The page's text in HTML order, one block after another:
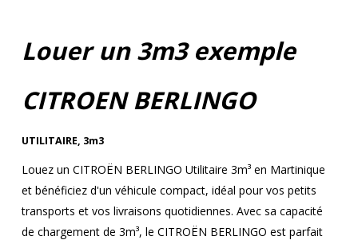
Louer un 3m3 exemple
CITROEN BERLINGO
UTILITAIRE, 3m3
Louez un CITROËN BERLINGO Utilitaire 3m³ en Martinique
et bénéficiez d'un véhicule compact, idéal pour vos petits
transports et vos livraisons quotidiennes. Avec sa capacité
de chargement de 3m³, le CITROËN BERLINGO est parfait